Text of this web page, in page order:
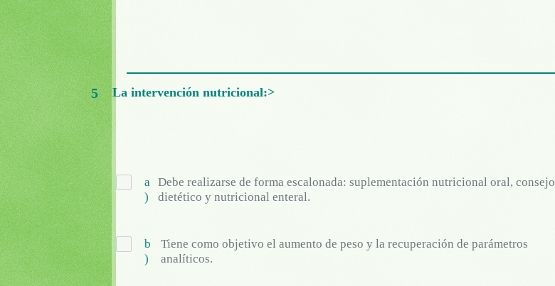
5 La intervención nutricional:>
a
)
Debe realizarse de forma escalonada: suplementación nutricional oral, consejo
dietético y nutricional enteral.
b
)
Tiene como objetivo el aumento de peso y la recuperación de parámetros
analíticos.